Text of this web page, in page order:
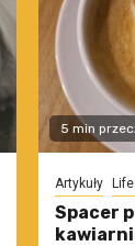
5 min
Artykuły
Spacer